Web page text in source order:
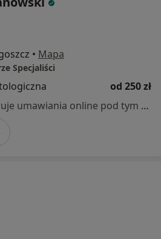
• Mapa
Specjaliści
od 250 zł
Specjalista nie oferuje umawiania online pod tym adresem.